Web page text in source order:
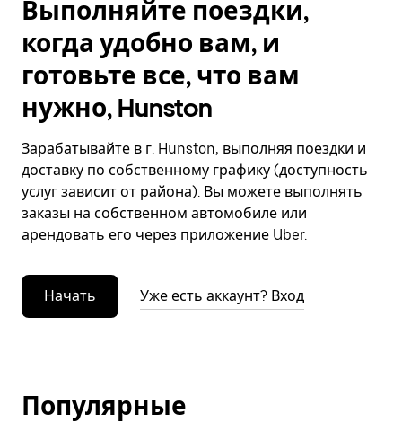
Выполняйте поездки,
когда удобно вам, и
готовьте все, что вам
нужно, Hunston
Зарабатывайте в г. Hunston, выполняя поездки и
доставку по собственному графику (доступность
услуг зависит от района). Вы можете выполнять
заказы на собственном автомобиле или
арендовать его через приложение Uber.
Начать Уже есть аккаунт? Вход
Популярные